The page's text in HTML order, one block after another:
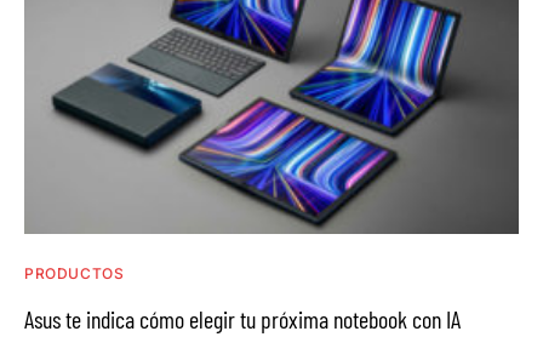
PRODUCTOS
Asus te indica cómo elegir tu próxima notebook con IA